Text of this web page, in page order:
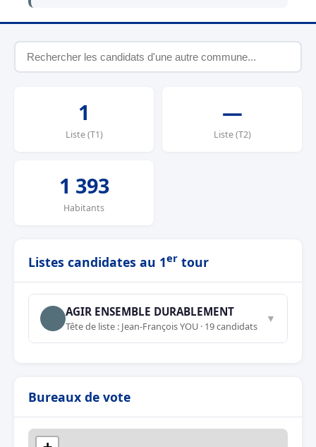
1
Liste (T1)
—
Liste (T2)
1 393
Habitants
Listes candidates au 1er tour
AGIR ENSEMBLE DURABLEMENT
Tête de liste : Jean-François YOU · 19 candidats
▼
Bureaux de vote